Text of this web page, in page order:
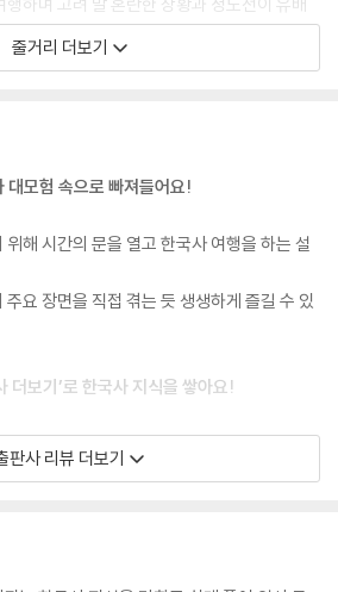
온달과 도깨비들은 정도전에게 지혜 주머니
줄거리 더보기
대모험 속으로 빠져들어요!
해 시간의 문을 열고 한국사 여행을 하는 설
요 장면을 직접 겪는 듯 생생하게 즐길 수 있
더보기’로 한국사 지식을 쌓아요!
, 설민석 선생님과 함께하는 ‘설민석 선생님의
궁금했던 이야기를 시각 자료와 함께 친절하
사의 깊이를 느껴요!
판사 리뷰 더보기